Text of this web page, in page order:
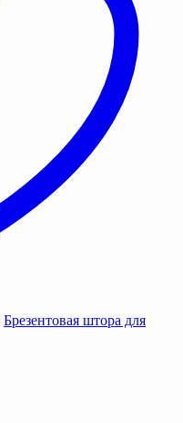
Брезентовая штора для